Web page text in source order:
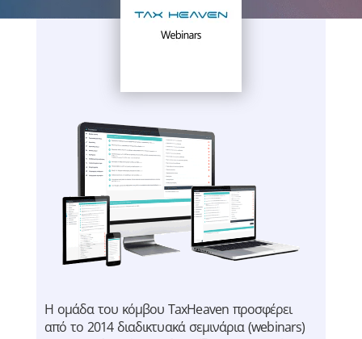
Η ομάδα του κόμβου TaxHeaven προσφέρει
από το 2014 διαδικτυακά σεμινάρια (webinars)